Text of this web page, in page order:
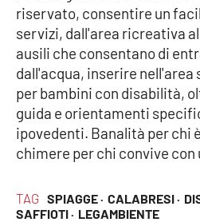
Leggendo Alvaro insieme
Imprese Di Calabria
Le perfidie di Antonella
Venti di comunicazione
STREAMING
TAG SPIAGGE · CALABRESI ·
SAFFIOTI · LEGAMBIENTE
riservato, consentire un
servizi, dall'area ricreativa
ausili che consentano di
dall'acqua, inserire nell'area
per bambini con disabilità,
guida e orientamenti
ipovedenti. Banalità per chi
chimere per chi convive